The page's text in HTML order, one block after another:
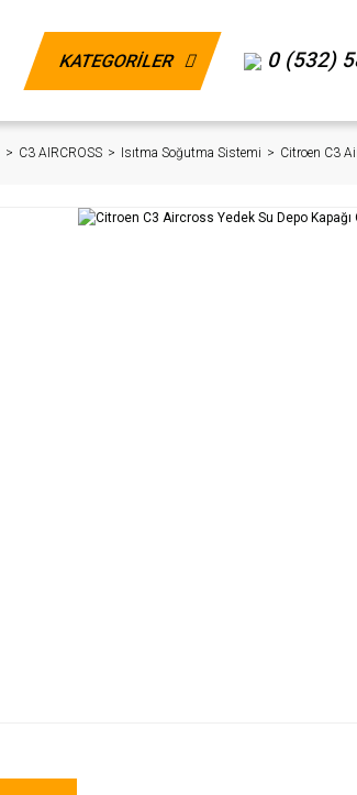
KATEGORİLER 0 (532)
C3 AIRCROSS Isıtma Soğutma Sistemi Citroen C3